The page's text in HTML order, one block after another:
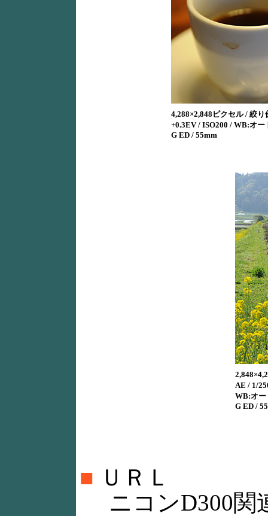
4,288×2,848ピクセル / 絞
+0.3EV / ISO200 / WB:オー
G ED / 55mm
AE / 1/
WB:オー
G ED /
■ ＵＲＬ
ニコンD300関